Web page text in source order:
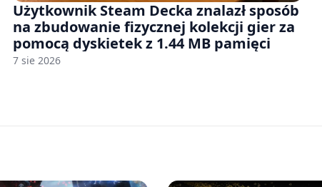
Użytkownik Steam Decka znalazł sposób
na zbudowanie fizycznej kolekcji gier za
pomocą dyskietek z 1.44 MB pamięci
7 sie 2026